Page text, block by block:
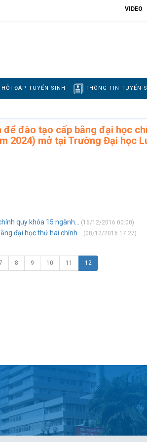
VIDEO
HỎI ĐÁP TUYỂN SINH THÔNG TIN TUYỂN
đào tạo cấp bằng đại học
2024) mở tại Trường Đại học
quy khóa 15 ngành... (16/12/2016 00:00)
đại học thứ hai chính... (08/12/2016 17:27)
8 9 10 11 12